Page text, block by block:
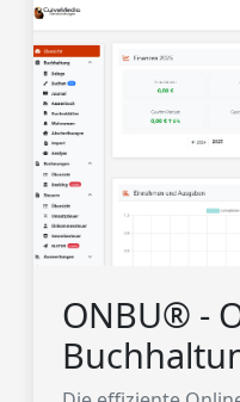
ONBU® -